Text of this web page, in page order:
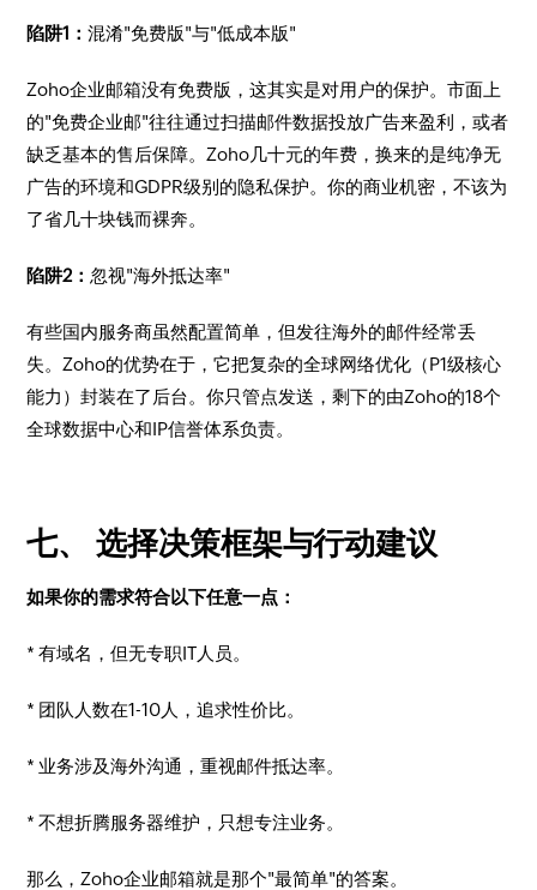
陷阱1：混淆"免费版"与"低成本版"
Zoho企业邮箱没有免费版，这其实是对用户的保护。市面上
的"免费企业邮"往往通过扫描邮件数据投放广告来盈利，或者
缺乏基本的售后保障。Zoho几十元的年费，换来的是纯净无
广告的环境和GDPR级别的隐私保护。你的商业机密，不该为
了省几十块钱而裸奔。
陷阱2： 忽视"海外抵达率"
有些国内服务商虽然配置简单，但发往海外的邮件经常丢
失。Zoho的优势在于，它把复杂的全球网络优化（P1级核心
能力）封装在了后台。你只管点发送，剩下的由Zoho的18个
全球数据中心和IP信誉体系负责。
七、 选择决策框架与行动建议
如果你的需求符合以下任意一点：
* 有域名，但无专职IT人员。
* 团队人数在1-10人，追求性价比。
* 业务涉及海外沟通，重视邮件抵达率。
* 不想折腾服务器维护，只想专注业务。
那么，Zoho企业邮箱就是那个"最简单"的答案。